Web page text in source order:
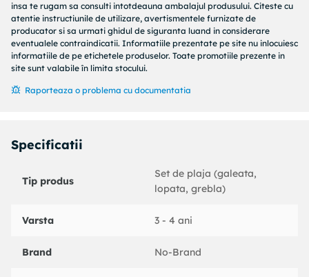
forme de nisip cu diverse modele. Accesoriile viu colorate au
marginile netede pentru ca copiii sa se joace in siguranta si
sa se distreze vara.
Parintii pot urma instructiunile de montaj pentru asamblare
pentru copiii mici, pentru orice ocazie, petreceri, zile de
insa te rugam sa consulti intotdeauna ambalajul produsului. Citeste cu
atentie instructiunile de utilizare, avertismentele furnizate de
producator si sa urmati ghidul de siguranta luand in considerare
eventualele contraindicatii. Informatiile prezentate pe site nu inlocuiesc
informatiile de pe etichetele produselor. Toate promotiile prezente in
site sunt valabile în limita stocului.
Raporteaza o problema cu documentatia
Specificatii
Tip produs
Set de plaja (galeata,
lopata, grebla)
Varsta 3 - 4 ani
Brand No-Brand